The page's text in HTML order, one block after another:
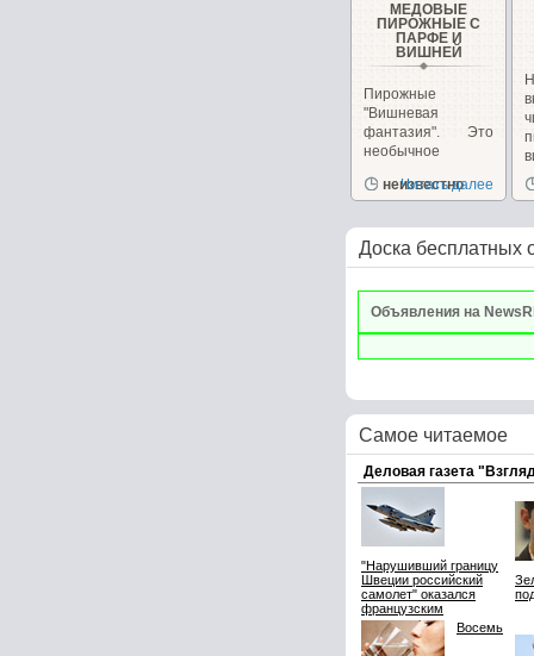
МЕДОВЫЕ
ПИРОЖНЫЕ С
ПАРФЕ И
ВИШНЕЙ
Пирожные
"Вишневая
фантазия". Это
необычное
сочетает в себе,...
неизвестно
Читать далее
Доска бесплатных
Объявления на
Самое читаемое